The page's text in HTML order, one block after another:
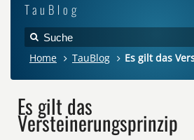
TauBlog
Home TauBlog Es gilt das
Es gilt das
Versteinerungsprinzip